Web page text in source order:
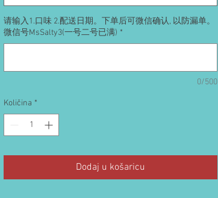
请输入1.口味 2.配送日期。下单后可微信确认, 以防漏单。
微信号MsSalty3(一号二号已满) *
0/500
Količina *
Dodaj u košaricu